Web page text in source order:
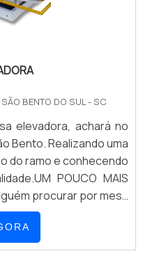
segmento quando o
usinagem metal
e reforma de
tal sucesso, a
competentes e em
USB – Usinagem São
se destacado no
que fecham
excelência para cada
BENTO DO SUL - SC
elevadora, achará no
Bento. Realizando uma
do ramo e conhecendo
POUCO MAIS
procurar por mesa
segura, encontra na
Bento. Atuando com
e serviços de